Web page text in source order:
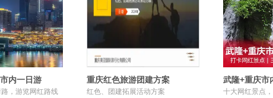
内一日游
，游览网红路线
重庆红色旅游团建方案
红色、团建拓展活动方案
武隆+重庆市
十大网红景点